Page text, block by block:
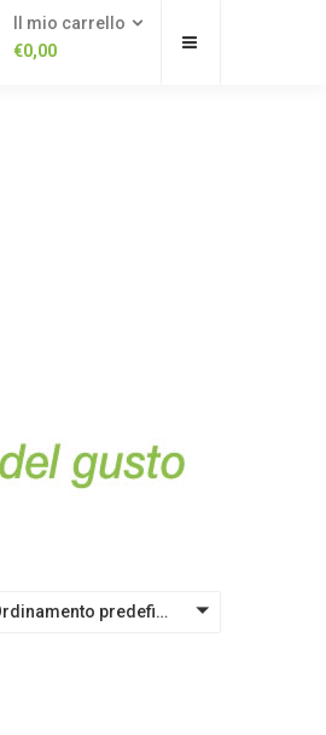
Il mio carrello
€0,00
Ordinamento predefinito